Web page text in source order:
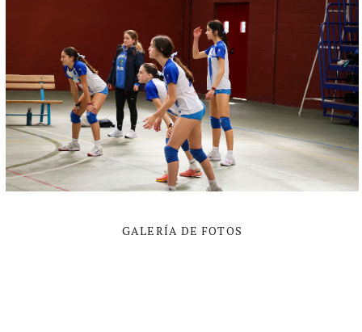
GALERÍA DE FOTOS